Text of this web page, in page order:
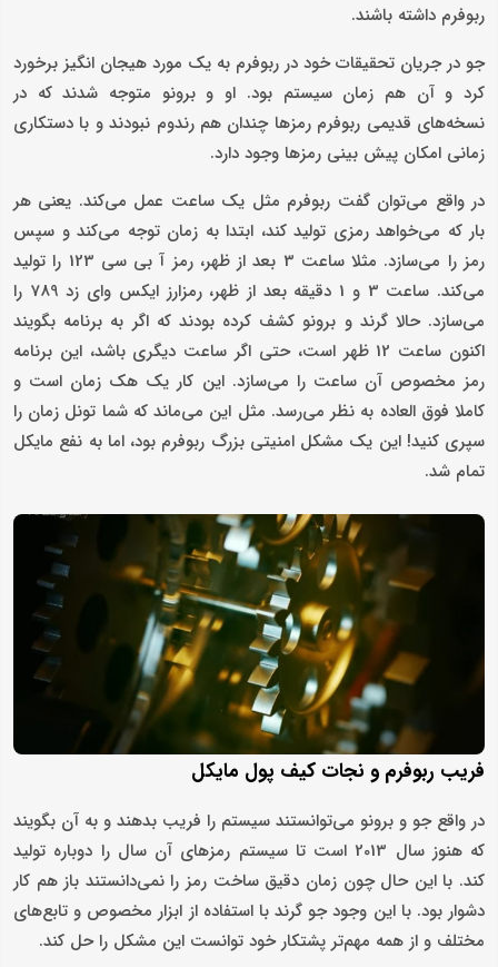
ربوفرم داشته باشند.
جو در جریان تحقیقات خود در ربوفرم به یک مورد هیجان انگیز برخورد
کرد و آن هم زمان سیستم بود. او و برونو متوجه شدند که در
نسخه‌های قدیمی ربوفرم رمزها چندان هم رندوم نبودند و با دستکاری
زمانی امکان پیش بینی رمزها وجود دارد.
در واقع می‌توان گفت ربوفرم مثل یک ساعت عمل می‌کند. یعنی هر
بار که می‌خواهد رمزی تولید کند، ابتدا به زمان توجه می‌کند و سپس
رمز را می‌سازد. مثلا ساعت 3 بعد از ظهر، رمز آ بی سی 123 را تولید
می‌کند. ساعت 3 و 1 دقیقه بعد از ظهر، رمزارز ایکس وای زد 789 را
می‌سازد. حالا گرند و برونو کشف کرده بودند که اگر به برنامه بگویند
اکنون ساعت 12 ظهر است، حتی اگر ساعت دیگری باشد، این برنامه
رمز مخصوص آن ساعت را می‌سازد. این کار یک هک زمان است و
کاملا فوق العاده به نظر می‌رسد. مثل این می‌ماند که شما تونل زمان را
سپری کنید! این یک مشکل امنیتی بزرگ ربوفرم بود، اما به نفع مایکل
تمام شد.
فریب ربوفرم و نجات کیف پول مایکل
در واقع جو و برونو می‌توانستند سیستم را فریب بدهند و به آن بگویند
که هنوز سال 2013 است تا سیستم رمزهای آن سال را دوباره تولید
کند. با این حال چون زمان دقیق ساخت رمز را نمی‌دانستند باز هم کار
دشوار بود. با این وجود جو گرند با استفاده از ابزار مخصوص و تابع‌های
مختلف و از همه مهم‌تر پشتکار خود توانست این مشکل را حل کند.